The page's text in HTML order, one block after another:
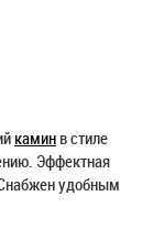
камин в стиле
Эффектная
удобным